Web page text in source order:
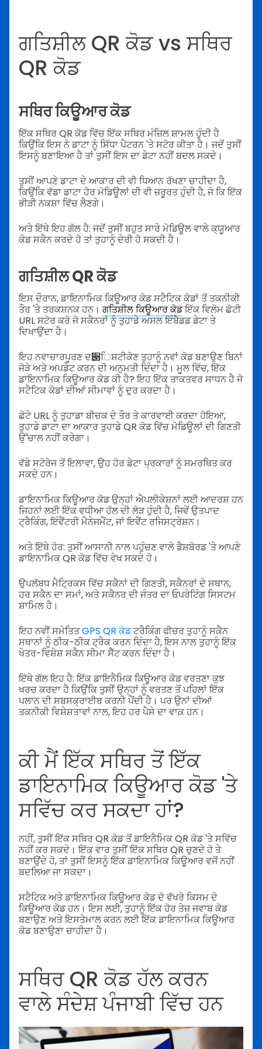
ਗਤਿਸ਼ੀਲ QR ਕੋਡ vs ਸਥਿਰ
QR ਕੋਡ
ਸਥਿਰ ਕਿਊਆਰ ਕੋਡ
ਇੱਕ ਸਥਿਰ QR ਕੋਡ ਵਿੱਚ ਇੱਕ ਸਥਿਰ ਮੰਜ਼ਿਲ ਸ਼ਾਮਲ ਹੁੰਦੀ ਹੈ
ਕਿਉਂਕਿ ਇਸ ਨੇ ਡਾਟਾ ਨੂੰ ਸਿੱਧਾ ਪੈਟਰਨ 'ਤੇ ਸਟੋਰ ਕੀਤਾ ਹੈ। ਜਦੋਂ ਤੁਸੀਂ
ਇਸਨੂੰ ਬਣਾਇਆ ਹੈ ਤਾਂ ਤੁਸੀਂ ਇਸ ਦਾ ਡੇਟਾ ਨਹੀਂ ਬਦਲ ਸਕਦੇ।
ਤੁਸੀਂ ਆਪਣੇ ਡਾਟਾ ਦੇ ਆਕਾਰ ਦੀ ਵੀ ਧਿਆਨ ਰੱਖਣਾ ਚਾਹੀਦਾ ਹੈ,
ਕਿਉਂਕਿ ਵੱਡਾ ਡਾਟਾ ਹੋਰ ਮੋਡਿਊਲਾਂ ਦੀ ਵੀ ਜ਼ਰੂਰਤ ਹੁੰਦੀ ਹੈ, ਜੋ ਕਿ ਇੱਕ
ਭੀੜੀ ਨਕਸ਼ਾ ਵਿੱਚ ਲੈਣਗੇ।
ਅਤੇ ਇੱਥੇ ਇਹ ਗੱਲ ਹੈ: ਜਦੋਂ ਤੁਸੀਂ ਬਹੁਤ ਸਾਰੇ ਮੋਡਿਊਲ ਵਾਲੇ ਕ੍ਯੂਆਰ
ਕੋਡ ਸਕੈਨ ਕਰਦੇ ਹੋ ਤਾਂ ਤੁਹਾਨੂੰ ਦੇਰੀ ਹੋ ਸਕਦੀ ਹੈ।
ਗਤਿਸ਼ੀਲ QR ਕੋਡ
ਇਸ ਦੌਰਾਨ, ਡਾਇਨਾਮਿਕ ਕਿਊਆਰ ਕੋਡ ਸਟੈਟਿਕ ਕੋਡਾਂ ਤੋਂ ਤਕਨੀਕੀ
ਤੌਰ 'ਤੇ ਤਰਕਸ਼ਨਕ ਹਨ। ਗਤਿਸ਼ੀਲ ਕਿਊਆਰ ਕੋਡਇੱਕ ਵਿਲੋਮ ਛੋਟੀ
URL ਸਟੋਰ ਕਰੋ ਜੋ ਸਕੈਨਰਾਂ ਨੂੰ ਤੁਹਾਡੇ ਅਸਲ ਇੰਬੈਡਡ ਡੇਟਾ ਤੇ
ਦਿਖਾਉਂਦਾ ਹੈ।
ਇਹ ਨਵਾਚਾਰਪੂਰਣ ਦ੃ਿਸ਼ਟੀਕੋਣ ਤੁਹਾਨੂੰ ਨਵਾਂ ਕੋਡ ਬਣਾਉਣ ਬਿਨਾਂ
ਜੋੜੇ ਅਤੇ ਅਪਡੇਟ ਕਰਨ ਦੀ ਅਨੁਮਤੀ ਦਿੰਦਾ ਹੈ। ਮੂਲ ਵਿੱਚ, ਇੱਕ
ਡਾਇਨਾਮਿਕ ਕਿਊਆਰ ਕੋਡ ਕੀ ਹੈ? ਇਹ ਇੱਕ ਤਾਕਤਵਰ ਸਾਧਨ ਹੈ ਜੋ
ਸਟੈਟਿਕ ਕੋਡਾਂ ਦੀਆਂ ਸੀਮਾਵਾਂ ਨੂੰ ਦੁਰ ਕਰਦਾ ਹੈ।
ਛੋਟੇ URL ਨੂੰ ਤੁਹਾਡਾ ਬੀਚਕ ਦੇ ਤੌਰ ਤੇ ਕਾਰਵਾਈ ਕਰਦਾ ਹੋਇਆ,
ਤੁਹਾਡੇ ਡਾਟਾ ਦਾ ਆਕਾਰ ਤੁਹਾਡੇ QR ਕੋਡ ਵਿੱਚ ਮੋਡਿਊਲਾਂ ਦੀ ਗਿਣਤੀ
ਉੱਚਾਲ ਨਹੀਂ ਕਰੇਗਾ।
ਵੱਡੇ ਸਟੋਰੇਜ ਤੋਂ ਇਲਾਵਾ, ਉਹ ਹੋਰ ਡੇਟਾ ਪ੍ਰਕਾਰਾਂ ਨੂੰ ਸਮਰਥਿਤ ਕਰ
ਸਕਦੇ ਹਨ।
ਡਾਇਨਾਮਿਕ ਕਿਊਆਰ ਕੋਡ ਉਨ੍ਹਾਂ ਐਪਲੀਕੇਸ਼ਨਾਂ ਲਈ ਆਦਰਸ਼ ਹਨ
ਜਿਹਨਾਂ ਲਈ ਇੱਕ ਵਧੀਆ ਹੱਲ ਦੀ ਲੋੜ ਹੁੰਦੀ ਹੈ, ਜਿਵੇਂ ਉਤਪਾਦ
ਟ੍ਰੈਕਿੰਗ, ਇੰਵੈਂਟਰੀ ਮੈਨੇਜਮੈਂਟ, ਜਾਂ ਇਵੈਂਟ ਰਜਿਸਟ੍ਰੇਸ਼ਨ।
ਅਤੇ ਇੱਥੇ ਹੋਰ: ਤੁਸੀਂ ਆਸਾਨੀ ਨਾਲ ਪਹੁੰਚਣ ਵਾਲੇ ਡੈਸ਼ਬੋਰਡ 'ਤੇ ਆਪਣੇ
ਡਾਇਨਾਮਿਕ QR ਕੋਡ ਵਿੱਚ ਵੇਖ ਸਕਦੇ ਹੋ।
ਉਪਲੱਬਧ ਮੈਟ੍ਰਿਕਸ ਵਿੱਚ ਸਕੈਨਾਂ ਦੀ ਗਿਣਤੀ, ਸਕੈਨਰਾਂ ਦੇ ਸਥਾਨ,
ਹਰ ਸਕੈਨ ਦਾ ਸਮਾਂ, ਅਤੇ ਸਕੈਨਰ ਦੀ ਜੰਤਰ ਦਾ ਓਪਰੇਟਿੰਗ ਸਿਸਟਮ
ਸ਼ਾਮਿਲ ਹੈ।
ਇਹ ਨਵੀਂ ਸਮੇਤਿਤGPS QR ਕੋਡਟਰੈਕਿੰਗ ਫੀਚਰ ਤੁਹਾਨੂੰ ਸਕੈਨ
ਸਥਾਨਾਂ ਨੂੰ ਠੀਕ-ਠੀਕ ਟ੍ਰੈਕ ਕਰਨ ਦਿੰਦਾ ਹੈ, ਇਸ ਨਾਲ ਤੁਹਾਨੂੰ ਇੱਕ
ਖੇਤਰ-ਵਿਸ਼ੇਸ਼ ਸਕੈਨ ਸੀਮਾ ਸੈੱਟ ਕਰਨ ਦਿੰਦਾ ਹੈ।
ਇੱਥੇ ਗੱਲ ਇਹ ਹੈ: ਇੱਕ ਡਾਇਨੈਮਿਕ ਕਿਊਆਰ ਕੋਡ ਵਰਤਣਾ ਕੁਝ
ਖਰਚ ਕਰਦਾ ਹੈ ਕਿਉਂਕਿ ਤੁਸੀਂ ਉਨ੍ਹਾਂ ਨੂੰ ਵਰਤਣ ਤੋਂ ਪਹਿਲਾਂ ਇੱਕ
ਪਲਾਨ ਦੀ ਸਬਸਕ੍ਰਾਈਬ ਕਰਨੀ ਪੈਂਦੀ ਹੈ। ਪਰ ਉਨਾਂ ਦੀਆਂ
ਤਕਨੀਕੀ ਵਿਸ਼ੇਸ਼ਤਾਵਾਂ ਨਾਲ, ਇਹ ਹਰ ਪੈਸੇ ਦਾ ਵਾਕ਼ ਹਨ।
ਕੀ ਮੈਂ ਇੱਕ ਸਥਿਰ ਤੋਂ ਇੱਕ
ਡਾਇਨਾਮਿਕ ਕਿਊਆਰ ਕੋਡ 'ਤੇ
ਸਵਿੱਚ ਕਰ ਸਕਦਾ ਹਾਂ?
ਨਹੀਂ, ਤੁਸੀਂ ਇੱਕ ਸਥਿਰ QR ਕੋਡ ਤੋਂ ਡਾਇਨੈਮਿਕ QR ਕੋਡ 'ਤੇ ਸਵਿੱਚ
ਨਹੀਂ ਕਰ ਸਕਦੇ। ਇੱਕ ਵਾਰ ਤੁਸੀਂ ਇੱਕ ਸਥਿਰ QR ਚੁਣਦੇ ਹੋ ਤੇ
ਬਣਾਉਂਦੇ ਹੋ, ਤਾਂ ਤੁਸੀਂਇਸਨੂੰ ਇੱਕ ਡਾਇਨਾਮਿਕ ਕਿਊਆਰ ਵਜੋਂ ਨਹੀਂ
ਬਦਲਿਆ ਜਾ ਸਕਦਾ।
ਸਟੈਟਿਕ ਅਤੇ ਡਾਇਨਾਮਿਕ ਕਿਊਆਰ ਕੋਡ ਦੋ ਵੱਖਰੇ ਕਿਸਮ ਦੇ
ਕਿਊਆਰ ਕੋਡ ਹਨ। ਇਸ ਲਈ, ਤੁਹਾਨੂੰ ਇੱਕ ਹੋਰ ਤੇਜ਼ ਜਵਾਬ ਕੋਡ
ਬਣਾਉਣ ਅਤੇ ਇਸਤੇਮਾਲ ਕਰਨ ਲਈ ਇੱਕ ਡਾਇਨਾਮਿਕ ਕਿਊਆਰ
ਕੋਡ ਬਣਾਉਣਾ ਚਾਹੀਦਾ ਹੈ।
ਸਥਿਰ QR ਕੋਡ ਹੱਲ ਕਰਨ
ਵਾਲੇ ਸੰਦੇਸ਼ ਪੰਜਾਬੀ ਵਿੱਚ ਹਨ